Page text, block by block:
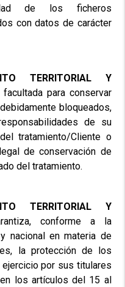
de los ficheros
con datos de carácter
TERRITORIAL Y
para conservar
bloqueados,
de su
tratamiento/Cliente o
de conservación de
del tratamiento.
TERRITORIAL Y
conforme a la
nacional en materia de
la protección de los
por sus titulares
los artículos del 15 al